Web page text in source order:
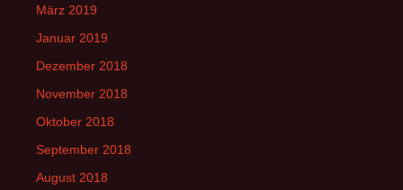
März 2019
Januar 2019
Dezember 2018
November 2018
Oktober 2018
September 2018
August 2018